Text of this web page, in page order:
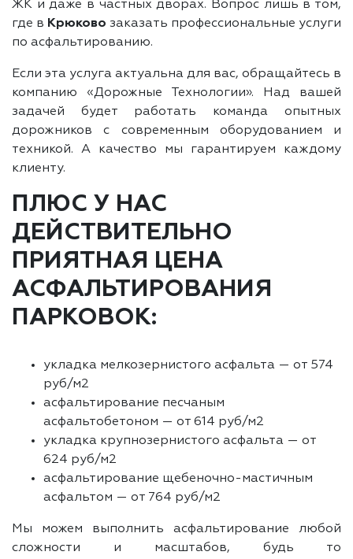
ЖК и даже в частных дворах. Вопрос лишь в том,
где в Крюково заказать профессиональные услуги
по асфальтированию.
Если эта услуга актуальна для вас, обращайтесь в
компанию «Дорожные Технологии». Над вашей
задачей будет работать команда опытных
дорожников с современным оборудованием и
техникой. А качество мы гарантируем каждому
клиенту.
ПЛЮС У НАС
ДЕЙСТВИТЕЛЬНО
ПРИЯТНАЯ ЦЕНА
АСФАЛЬТИРОВАНИЯ
ПАРКОВОК:
укладка мелкозернистого асфальта — от 574
руб/м2
асфальтирование песчаным
асфальтобетоном — от 614 руб/м2
укладка крупнозернистого асфальта — от
624 руб/м2
асфальтирование щебеночно-мастичным
асфальтом — от 764 руб/м2
Мы можем выполнить асфальтирование любой
сложности и масштабов, будь то